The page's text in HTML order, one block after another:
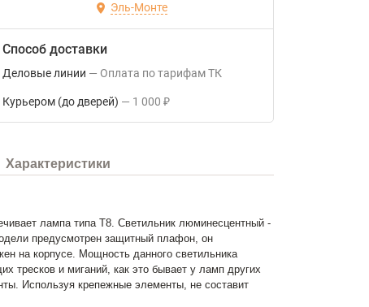
Эль-Монте
Способ доставки
Деловые линии Оплата по тарифам ТК
Курьером (до дверей) 1 000 ₽
Характеристики
лампа типа Т8. Светильник люминесцентный -
предусмотрен защитный плафон, он
на корпусе. Мощность данного светильника
тресков и миганий, как это бывает у ламп других
Используя крепежные элементы, не составит